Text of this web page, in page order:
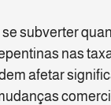
subverter
nas
afetar